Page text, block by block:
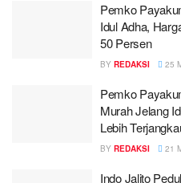
Pemko
Idul Adha,
50 Persen
BY REDAKSI 25
Pemko
Murah Jelang
Lebih
BY REDAKSI 21
Indo Jalito